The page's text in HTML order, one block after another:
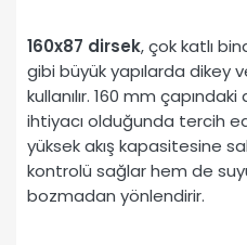
160x87 dirsek, çok katlı
gibi büyük yapılarda dikey
kullanılır. 160 mm
ihtiyacı olduğunda tercih
yüksek akış kapasitesine
kontrolü sağlar hem de
bozmadan yönlendirir.